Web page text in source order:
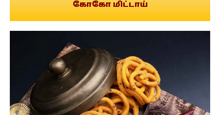
கோகோ மிட்டாய்